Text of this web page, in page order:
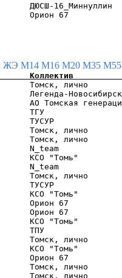
ЖЭ М14 М16 М20 М35
Томск,
Легенда-
АО Томская
ТГУ
ТУСУР
Томск,
Томск,
N_team
КСО "Томь"
N_team
Томск, лично
ТУСУР
КСО "Томь"
Орион 67
Орион 67
КСО "Томь"
ТПУ
Томск,
КСО "Томь"
Орион 67
Томск,